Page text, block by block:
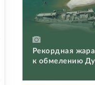
Рекордная
к обмелению